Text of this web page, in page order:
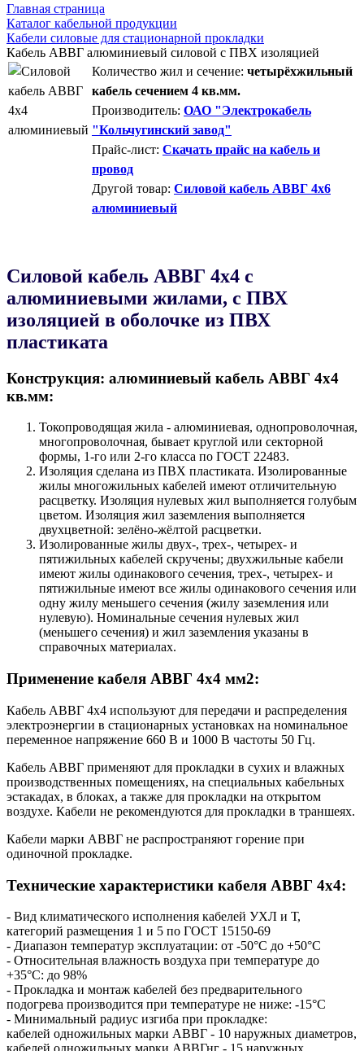
Главная страница
Каталог кабельной продукции
Кабели силовые для стационарной прокладки
Кабель АВВГ алюминиевый силовой с ПВХ изоляцией
Количество жил и сечение: четырёхжильный
кабель сечением 4 кв.мм.
Производитель: ОАО "Электрокабель
"Кольчугинский завод"
Прайс-лист: Скачать прайс на кабель и
провод
Другой товар: Силовой кабель АВВГ 4х6
алюминиевый
Силовой кабель АВВГ 4х4 с
алюминиевыми жилами, с ПВХ
изоляцией в оболочке из ПВХ
пластиката
Конструкция: алюминиевый кабель АВВГ 4х4
кв.мм:
Токопроводящая жила - алюминиевая, однопроволочная,
многопроволочная, бывает круглой или секторной
формы, 1-го или 2-го класса по ГОСТ 22483.
Изоляция сделана из ПВХ пластиката. Изолированные
жилы многожильных кабелей имеют отличительную
расцветку. Изоляция нулевых жил выполняется голубым
цветом. Изоляция жил заземления выполняется
двухцветной: зелёно-жёлтой расцветки.
Изолированные жилы двух-, трех-, четырех- и
пятижильных кабелей скручены; двухжильные кабели
имеют жилы одинакового сечения, трех-, четырех- и
пятижильные имеют все жилы одинакового сечения или
одну жилу меньшего сечения (жилу заземления или
нулевую). Номинальные сечения нулевых жил
(меньшего сечения) и жил заземления указаны в
справочных материалах.
Применение кабеля АВВГ 4х4 мм2:
Кабель АВВГ 4х4 используют для передачи и распределения
электроэнергии в стационарных установках на номинальное
переменное напряжение 660 В и 1000 В частоты 50 Гц.
Кабель АВВГ применяют для прокладки в сухих и влажных
производственных помещениях, на специальных кабельных
эстакадах, в блоках, а также для прокладки на открытом
воздухе. Кабели не рекомендуются для прокладки в траншеях.
Кабели марки АВВГ не распространяют горение при
одиночной прокладке.
Технические характеристики кабеля АВВГ 4х4:
- Вид климатического исполнения кабелей УХЛ и Т,
категорий размещения 1 и 5 по ГОСТ 15150-69
- Диапазон температур эксплуатации: от -50°С до +50°С
- Относительная влажность воздуха при температуре до
+35°С: до 98%
- Прокладка и монтаж кабелей без предварительного
подогрева производится при температуре не ниже: -15°С
- Минимальный радиус изгиба при прокладке:
кабелей одножильных марки АВВГ - 10 наружных диаметров,